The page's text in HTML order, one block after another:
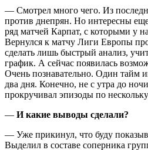
— Смотрел много чего. Из
против днепрян. Но интересны
ряд матчей Карпат, с которыми у
Вернулся к матчу Лиги Европы
сделать лишь быстрый анализ,
график. А сейчас появилась
Очень познавательно. Один тайм
два дня. Конечно, не с утра до
прокручивал эпизоды по
— И какие выводы сделали?
— Уже прикинул, что буду
Выделил в составе соперника